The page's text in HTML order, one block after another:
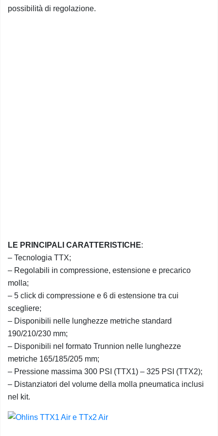
possibilità di regolazione.
LE PRINCIPALI CARATTERISTICHE:
– Tecnologia TTX;
– Regolabili in compressione, estensione e precarico
molla;
– 5 click di compressione e 6 di estensione tra cui
scegliere;
– Disponibili nelle lunghezze metriche standard
190/210/230 mm;
– Disponibili nel formato Trunnion nelle lunghezze
metriche 165/185/205 mm;
– Pressione massima 300 PSI (TTX1) – 325 PSI (TTX2);
– Distanziatori del volume della molla pneumatica inclusi
nel kit.